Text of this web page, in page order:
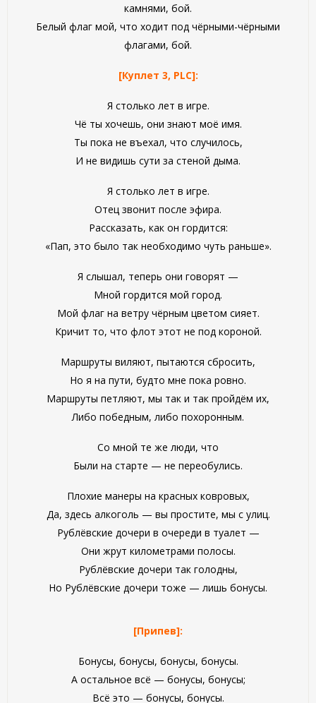
камнями, бой.
Белый флаг мой, что ходит под чёрными-чёрными
флагами, бой.
[Куплет 3, PLC]:
Я столько лет в игре.
Чё ты хочешь, они знают моё имя.
Ты пока не въехал, что случилось,
И не видишь сути за стеной дыма.
Я столько лет в игре.
Отец звонит после эфира.
Рассказать, как он гордится:
«Пап, это было так необходимо чуть раньше».
Я слышал, теперь они говорят —
Мной гордится мой город.
Мой флаг на ветру чёрным цветом сияет.
Кричит то, что флот этот не под короной.
Маршруты виляют, пытаются сбросить,
Но я на пути, будто мне пока ровно.
Маршруты петляют, мы так и так пройдём их,
Либо победным, либо похоронным.
Со мной те же люди, что
Были на старте — не переобулись.
Плохие манеры на красных ковровых,
Да, здесь алкоголь — вы простите, мы с улиц.
Рублёвские дочери в очереди в туалет —
Они жрут километрами полосы.
Рублёвские дочери так голодны,
Но Рублёвские дочери тоже — лишь бонусы.
[Припев]:
Бонусы, бонусы, бонусы, бонусы.
А остальное всё — бонусы, бонусы;
Всё это — бонусы, бонусы.